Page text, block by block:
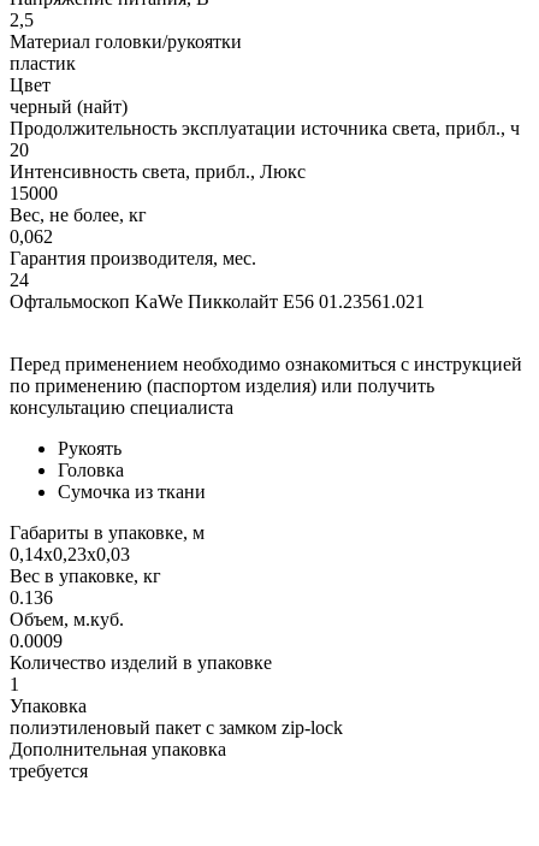
2,5
Материал головки/рукоятки
пластик
Цвет
черный (найт)
Продолжительность эксплуатации источника света, прибл., ч
20
Интенсивность света, прибл., Люкс
15000
Вес, не более, кг
0,062
Гарантия производителя, мес.
24
Офтальмоскоп KaWe Пикколайт E56 01.23561.021
Перед применением необходимо ознакомиться с инструкцией
по применению (паспортом изделия) или получить
консультацию специалиста
Рукоять
Головка
Сумочка из ткани
Габариты в упаковке, м
0,14х0,23х0,03
Вес в упаковке, кг
0.136
Объем, м.куб.
0.0009
Количество изделий в упаковке
1
Упаковка
полиэтиленовый пакет с замком zip-lock
Дополнительная упаковка
требуется